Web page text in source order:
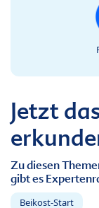
Jetzt
Zu diesen
gibt es
Beikost-Start